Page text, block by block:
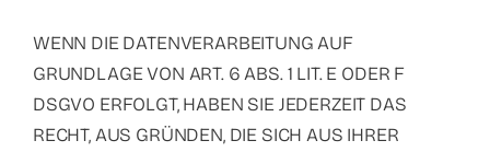
WENN DIE DATENVERARBEITUNG AUF
GRUNDLAGE VON ART. 6 ABS. 1 LIT. E ODER F
DSGVO ERFOLGT, HABEN SIE JEDERZEIT DAS
RECHT, AUS GRÜNDEN, DIE SICH AUS IHRER